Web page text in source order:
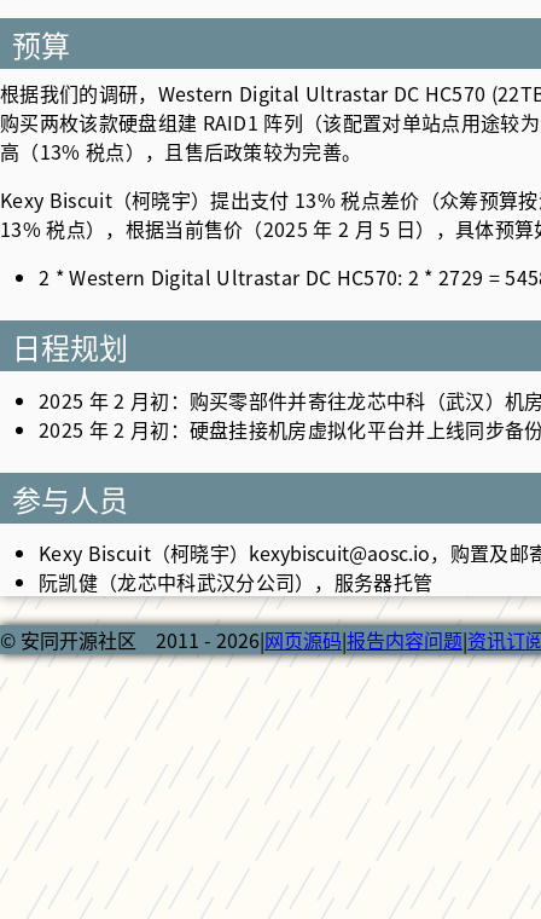
预算
根据我们的调研，Western Digital Ultrastar DC HC570
购买两枚该款硬盘组建 RAID1 阵列（该配置对单站点用途较
高（13% 税点），且售后政策较为完善。
Kexy Biscuit（柯晓宇）提出支付 13% 税点差价（众筹预
13% 税点），根据当前售价（2025 年 2 月 5 日），具体预算
2 * Western Digital Ultrastar DC HC570: 2 * 2729 =
日程规划
2025 年 2 月初：购买零部件并寄往龙芯中科（武汉）机
2025 年 2 月初：硬盘挂接机房虚拟化平台并上线同步备
参与人员
Kexy Biscuit（柯晓宇） kexybiscuit@aosc.io，购置及邮
阮凯健（龙芯中科武汉分公司），服务器托管
© 安同开源社区 2011 - 2026|网页源码|报告内容问题|资讯订